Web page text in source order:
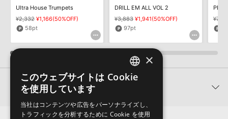
マークのついた情報は、該当する製品のご購入ユーザー様専用となって
おります。ご覧頂くには、該当する製品をご購入頂く必要がございます。
LEON SWITCH - DEEP DARK DUBSTEPのサポート情報
Ultra House Trumpets
¥2,332 ¥1,166(50%OFF)
58pt
DRILL EM ALL VOL 2
¥3,883 ¥1,941(50%OFF)
97pt
関連製品
ENGLISH
×
このウェブサイトは Cookie
を使用しています
当社はコンテンツや広告をパーソナライズし、
トラフィックを分析するために Cookie を使用